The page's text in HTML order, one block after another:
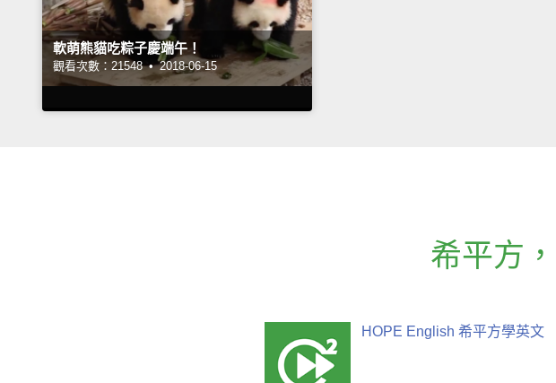
軟萌熊貓吃粽子慶端午！
觀看次數：21548 • 2018-06-15
希平方 ，
HOPE English 希平方學英文